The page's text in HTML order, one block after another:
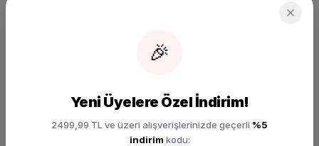
🎉
Yeni Üyelere Özel İndirim!
2499,99 TL ve üzeri alışverişlerinizde geçerli %5
indirim kodu: